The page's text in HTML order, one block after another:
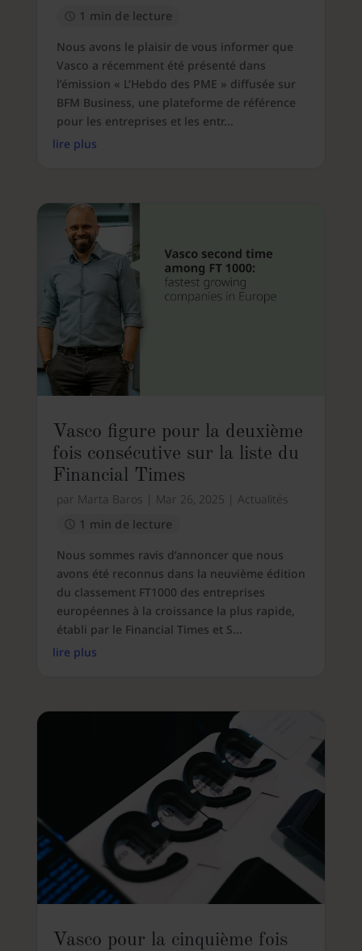
1 min de lecture
Nous avons le plaisir de vous informer que
Vasco a récemment été présenté dans
l’émission « L’Hebdo des PME » diffusée sur
BFM Business, une plateforme de référence
pour les entreprises et les entr...
lire plus
Vasco figure pour la deuxième
fois consécutive sur la liste du
Financial Times
par Marta Baros Mar 26, 2025
Actualités
1 min de lecture
Nous sommes ravis d’annoncer que nous
avons été reconnus dans la neuvième édition
du classement FT1000 des entreprises
européennes à la croissance la plus rapide,
établi par le Financial Times et S...
lire plus
Vasco pour la cinquième fois